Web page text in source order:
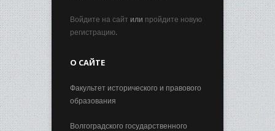
Войдите на сайт или пройдите новую
регистрацию.
О САЙТЕ
Факультет исторического и правового
образования
Волгоградского государственного